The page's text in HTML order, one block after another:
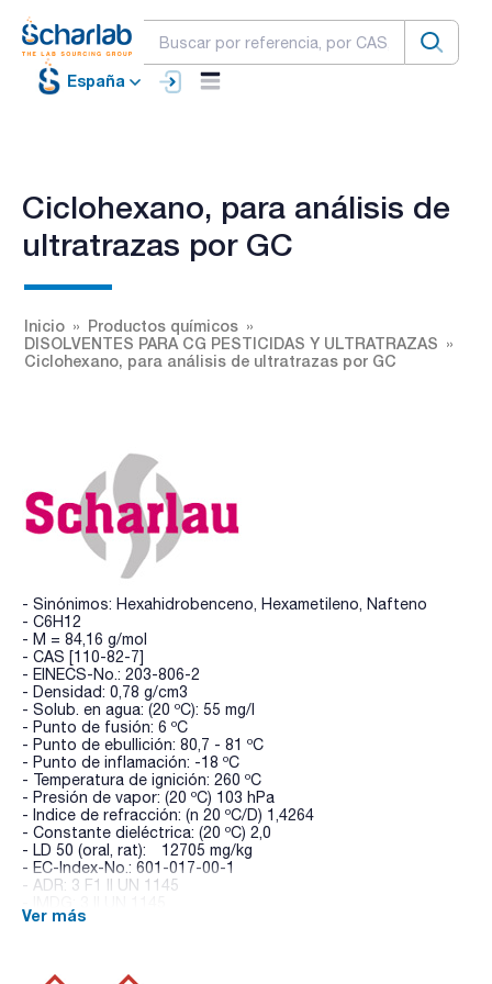
España
Ciclohexano, para análisis de
ultratrazas por GC
Inicio
Productos químicos
DISOLVENTES PARA CG PESTICIDAS Y ULTRATRAZAS
Ciclohexano, para análisis de ultratrazas por GC
- Sinónimos: Hexahidrobenceno, Hexametileno, Nafteno
- C6H12
- M = 84,16 g/mol
- CAS [110-82-7]
- EINECS-No.: 203-806-2
- Densidad: 0,78 g/cm3
- Solub. en agua: (20 ºC): 55 mg/l
- Punto de fusión: 6 ºC
- Punto de ebullición: 80,7 - 81 ºC
- Punto de inflamación: -18 ºC
- Temperatura de ignición: 260 ºC
- Presión de vapor: (20 ºC) 103 hPa
- Indice de refracción: (n 20 ºC/D) 1,4264
- Constante dieléctrica: (20 ºC) 2,0
- LD 50 (oral, rat): 12705 mg/kg
- EC-Index-No.: 601-017-00-1
- ADR: 3 F1 II UN 1145
- IATA/ICAO: 3 II UN 1145
H410
Ver más